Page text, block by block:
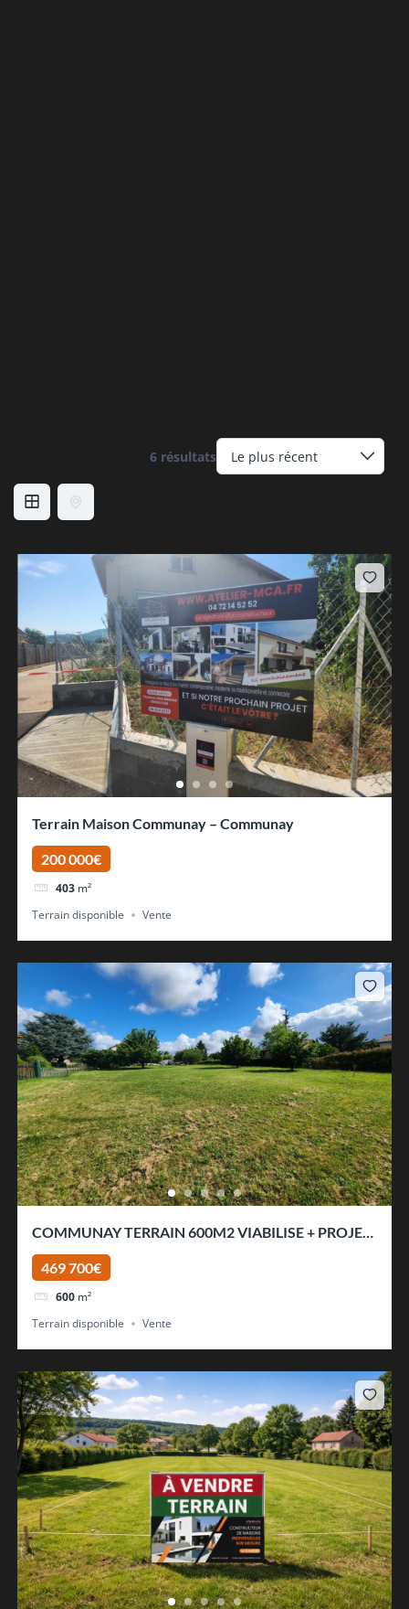
6 résultats
Terrain Maison Communay – Communay
200 000€
403 m²
Terrain disponible
Vente
COMMUNAY TERRAIN 600M2 VIABILISE + PROJET
– Communay
469 700€
600 m²
Terrain disponible
Vente